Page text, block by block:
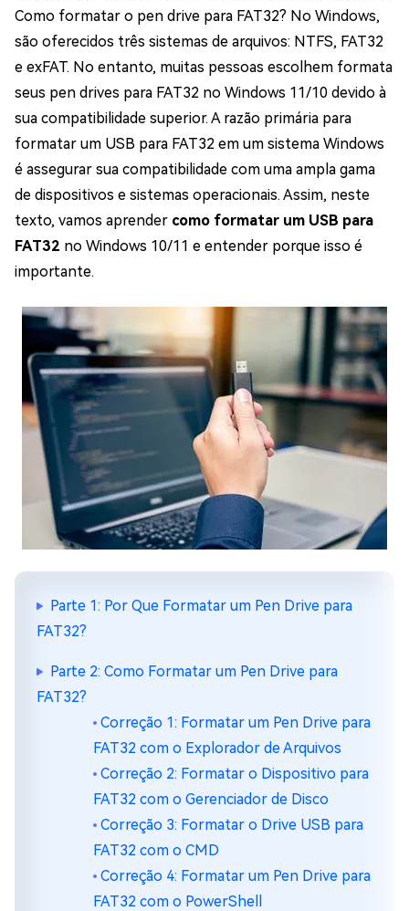
Como formatar o pen drive para FAT32? No Windows,
são oferecidos três sistemas de arquivos: NTFS, FAT32
e exFAT. No entanto, muitas pessoas escolhem formata
seus pen drives para FAT32 no Windows 11/10 devido à
sua compatibilidade superior. A razão primária para
formatar um USB para FAT32 em um sistema Windows
é assegurar sua compatibilidade com uma ampla gama
de dispositivos e sistemas operacionais. Assim, neste
texto, vamos aprender como formatar um USB para
FAT32 no Windows 10/11 e entender porque isso é
importante.
Parte 1: Por Que Formatar um Pen Drive para
FAT32?
Parte 2: Como Formatar um Pen Drive para
FAT32?
Correção 1: Formatar um Pen Drive para
FAT32 com o Explorador de Arquivos
Correção 2: Formatar o Dispositivo para
FAT32 com o Gerenciador de Disco
Correção 3: Formatar o Drive USB para
FAT32 com o CMD
Correção 4: Formatar um Pen Drive para
FAT32 com o PowerShell